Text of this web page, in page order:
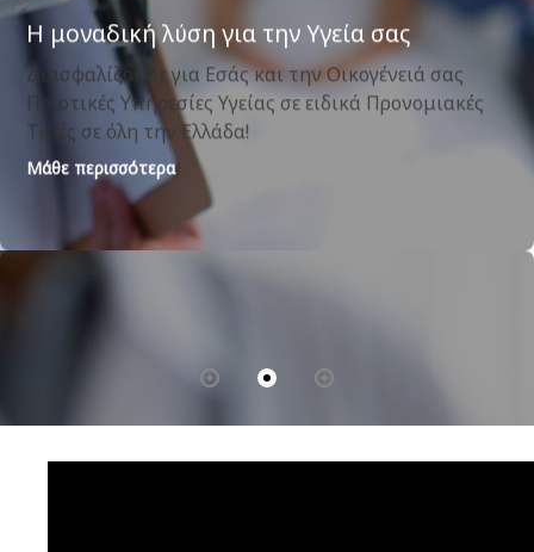
Οδοντιατρικές Καλύψεις
+Δωρεάν Ετήσια Check-up
+Ορθοδοντικός έλεγχος για παιδιά